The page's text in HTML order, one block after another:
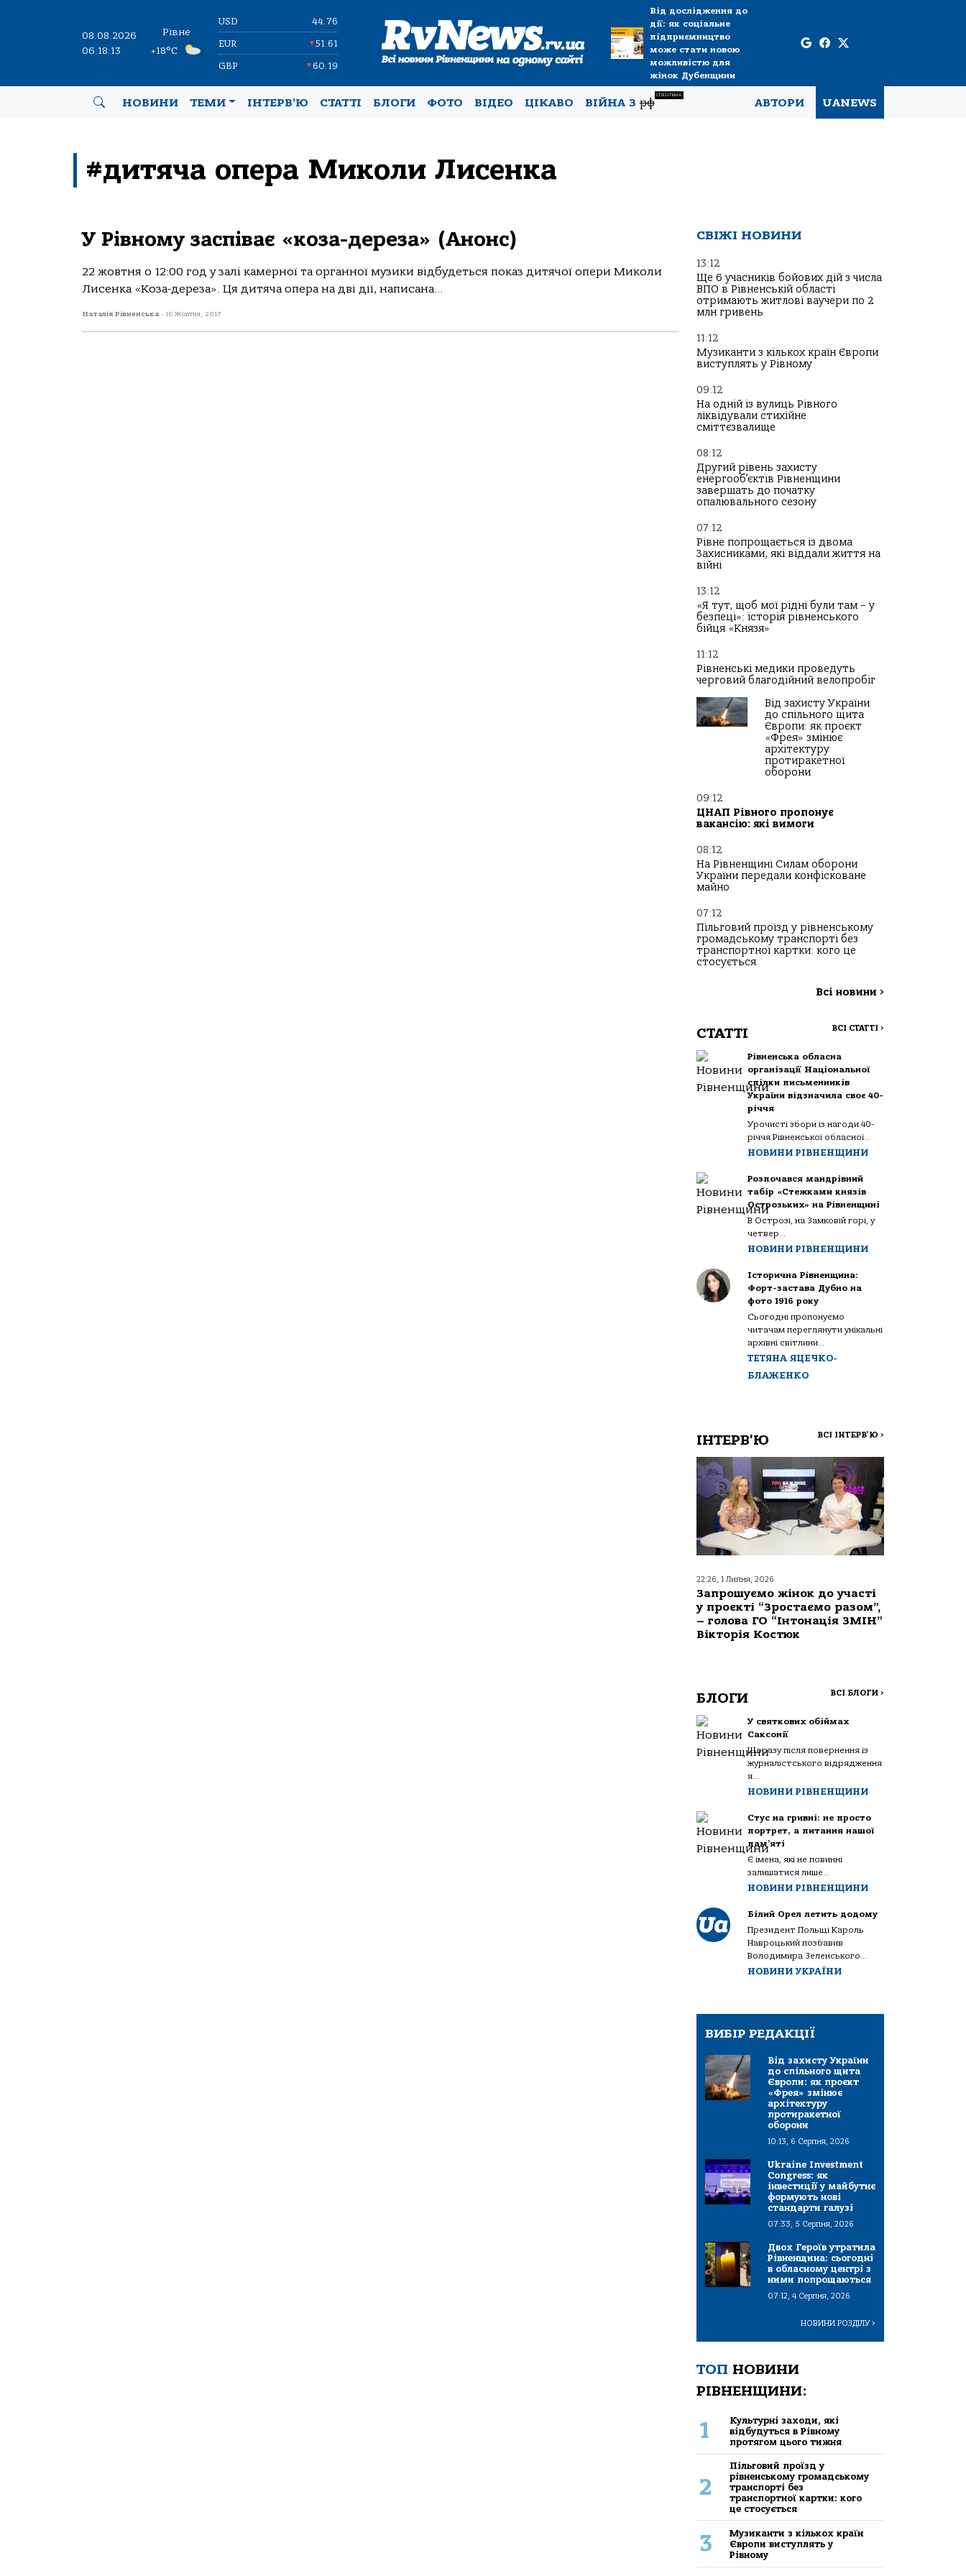
08.08.2026
06:18:13
Рівне
+18°C
USD 44.76
EUR ▼51.61
GBP ▼60.19
Від дослідження до
дії: як соціальне
підприємництво
може стати новою
можливістю для
жінок Дубенщини
НОВИНИ ТЕМИ ІНТЕРВ’Ю СТАТТІ БЛОГИ ФОТО ВІДЕО ЦІКАВО ВІЙНА Зрф
СПЕЦТЕМА
АВТОРИ UANEWS
#дитяча опера Миколи Лисенка
У Рівному заспіває «коза-дереза» (Анонс)
22 жовтня о 12:00 год у залі камерної та органної музики відбудеться показ дитячої опери Миколи
Лисенка «Коза-дереза». Ця дитяча опера на дві дії, написана...
Наталія Рівненська - 16 Жовтня, 2017
СВІЖІ НОВИНИ
13:12
Ще 6 учасників бойових дій з числа
ВПО в Рівненській області
отримають житлові ваучери по 2
млн гривень
11:12
Музиканти з кількох країн Європи
виступлять у Рівному
09:12
На одній із вулиць Рівного
ліквідували стихійне
сміттєзвалище
08:12
Другий рівень захисту
енергооб’єктів Рівненщини
завершать до початку
опалювального сезону
07:12
Рівне попрощається із двома
Захисниками, які віддали життя на
війні
13:12
«Я тут, щоб мої рідні були там – у
безпеці»: історія рівненського
бійця «Князя»
11:12
Рівненські медики проведуть
черговий благодійний велопробіг
Від захисту України
до спільного щита
Європи: як проєкт
«Фрея» змінює
архітектуру
протиракетної
оборони
09:12
ЦНАП Рівного пропонує
вакансію: які вимоги
08:12
На Рівненщині Силам оборони
України передали конфісковане
майно
07:12
Пільговий проїзд у рівненському
громадському транспорті без
транспортної картки: кого це
стосується
Всі новини >
СТАТТІ ВСІ СТАТТІ >
Рівненська обласна
організації Національної
спілки письменників
України відзначила своє 40-
річчя
Урочисті збори із нагоди 40-
річчя Рівненської обласної...
НОВИНИ РІВНЕНЩИНИ
Розпочався мандрівний
табір «Стежками князів
Острозьких» на Рівненщині
В Острозі, на Замковій горі, у
четвер...
НОВИНИ РІВНЕНЩИНИ
Історична Рівненщина:
Форт-застава Дубно на
фото 1916 року
Сьогодні пропонуємо
читачам переглянути унікальні
архівні світлини...
ТЕТЯНА ЯЦЕЧКО-
БЛАЖЕНКО
ІНТЕРВ'Ю ВСІ ІНТЕРВ'Ю >
22:26, 1 Липня, 2026
Запрошуємо жінок до участі
у проєкті “Зростаємо разом”,
– голова ГО “Інтонація ЗМІН”
Вікторія Костюк
БЛОГИ ВСІ БЛОГИ >
У святкових обіймах
Саксонії
Щоразу після повернення із
журналістського відрядження
я...
НОВИНИ РІВНЕНЩИНИ
Стус на гривні: не просто
портрет, а питання нашої
пам’яті
Є імена, які не повинні
залишатися лише...
НОВИНИ РІВНЕНЩИНИ
Білий Орел летить додому
Президент Польщі Кароль
Навроцький позбавив
Володимира Зеленського...
НОВИНИ УКРАЇНИ
ВИБІР РЕДАКЦІЇ
Від захисту України
до спільного щита
Європи: як проєкт
«Фрея» змінює
архітектуру
протиракетної
оборони
10:13, 6 Серпня, 2026
Ukraine Investment
Congress: як
інвестиції у майбутнє
формують нові
стандарти галузі
07:33, 5 Серпня, 2026
Двох Героїв утратила
Рівненщина: сьогодні
в обласному центрі з
ними попрощаються
07:12, 4 Серпня, 2026
НОВИНИ РОЗДІЛУ>
ТОП НОВИНИ
РІВНЕНЩИНИ:
1
Культурні заходи, які
відбудуться в Рівному
протягом цього тижня
2
Пільговий проїзд у
рівненському громадському
транспорті без
транспортної картки: кого
це стосується
3
Музиканти з кількох країн
Європи виступлять у
Рівному